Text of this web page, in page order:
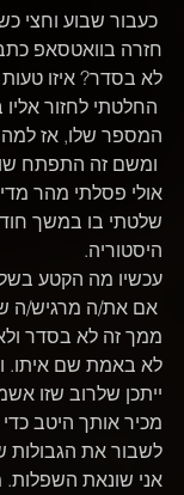
כעבור שבוע וחצי
חזרה בוואטסאפ
לא בסדר? איזו
החלטתי לחזור אליו
המספר שלו, אז
ומשם זה התפתח
אולי פסלתי מהר
שלטתי בו במשך
היסטוריה.
עכשיו מה הקטע
אם את/ה מרגיש/ה
ממך זה לא בסדר
לא באמת שם איתו.
ייתכן שלרוב שזו
מכיר אותך היטב
לשבור את הגבולות
אני שונאת